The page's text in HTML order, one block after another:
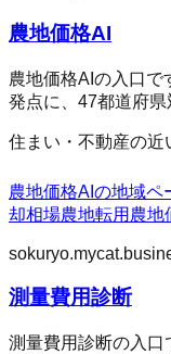
農地価格AI
農地価格AIの入口で
発点に、47都道府
住まい・不動産の近
農地価格AI の地域ペ
却相場農地転用 農地
測量費用診断
測量費用診断の入口